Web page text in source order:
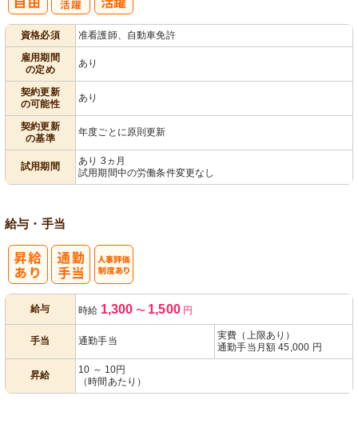
資格必須
准看護師、自動車免許
雇用期間
の定め
あり
契約更新
の可能性
あり
契約更新
の基準
年度ごとに原則更新
試用期間
あり 3ヵ月
試用期間中の労働条件変更なし
給与・手当
給与 時給 1,300 〜 1,500円
手当 通勤手当
実費（上限あり）
通勤手当月額 45,000 円
昇給
10 ～ 10円
（時間あたり）